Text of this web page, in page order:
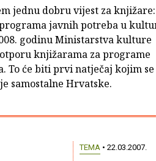
jednu dobru vijest za knjižare:
javnih potreba u
godinu Ministarstva kulture
knjižarama za programe
To će biti prvi natječaj kojim se
samostalne Hrvatske.
TEMA• 22.03.2007.